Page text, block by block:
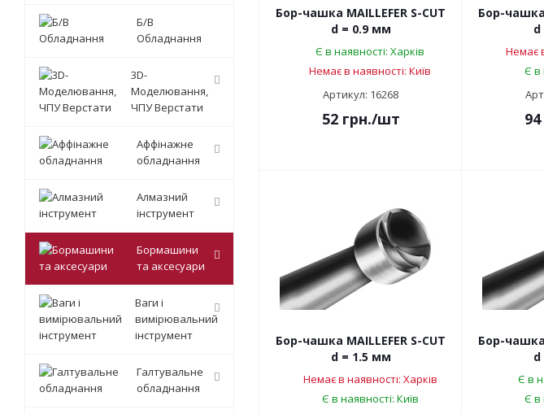
Бор-чашка MAILLEFER S-CUT
d = 0.9 мм
Є в наявності: Харків
Немає в наявності: Київ
Артикул: 16268
52грн./шт
Бор-чашка
d
Немає
Є в
94
Бор-чашка MAILLEFER S-CUT
d = 1.5 мм
Немає в наявності: Харків
Є в наявності: Київ
Бор-чашка
d
Є в
Є в
Б/В
Обладнання
3D-
Моделювання,
ЧПУ Верстати
Аффінажне
обладнання
Алмазний
інструмент
Бормашини
та аксесуари
Ваги і
вимірювальний
інструмент
Галтувальне
обладнання